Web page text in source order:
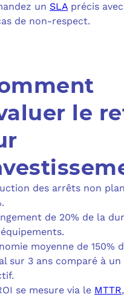
un SLA précis
de non-respect.
le
des arrêts non
de 20% de la
moyenne de 150%
sur 3 ans comparé à
se mesure via le MTTR